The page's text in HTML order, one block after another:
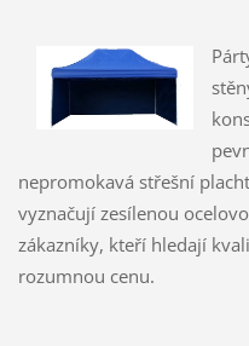
nepromokavá střešní
vyznačují zesílenou
zákazníky, kteří hledají
rozumnou cenu.